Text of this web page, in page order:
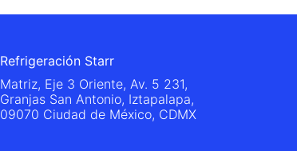
Refrigeración Starr
Matriz, Eje 3 Oriente, Av. 5 231,
Granjas San Antonio, Iztapalapa,
09070 Ciudad de México, CDMX